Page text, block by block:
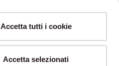
Accetta tutti i cookie
Accetta selezionati